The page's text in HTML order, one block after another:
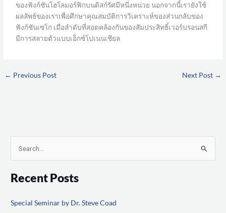
ของฟังก์ชันโฮโลมอร์ฟิกบนดิสก์รัศมีหนึ่งหน่วย นอกจากนี้เรายังใช้
ผลลัพธ์ของเราเพื่อศึกษาคุณสมบัติการวิเคราะห์ของส่วนกลับของ
ฟังก์ชันเซโก เมื่อลำดับที่สอดคล้องกันของสัมประสิทธิ์เวอร์บรอนสกี
มีการสลายตัวแบบเอ็กซ์โปเนนเชียล
← Previous Post Next Post →
a
c
Recent Posts
Special Seminar by Dr. Steve Coad